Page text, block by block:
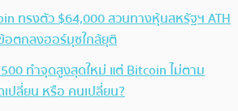
ทรงตัว $64,000 สวนทางหุ้นสหรัฐฯ ATH
อตกลงฮอร์มุซใกล้ยุติ
ทำจุดสูงสุดใหม่ แต่ Bitcoin ไม่ตาม
ปลี่ยน หรือ คนเปลี่ยน?